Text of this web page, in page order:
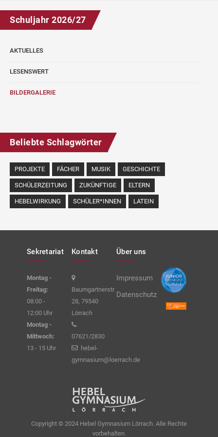
Schuljahr 2026/27
AKTUELLES
LESENSWERT
BILDERGALERIE
Beliebte Schlagwörter
PROJEKTE FÄCHER MUSIK GESCHICHTE
SCHÜLERZEITUNG ZUKÜNFTIGE ELTERN
HEBELWIRKUNG SCHÜLER*INNEN LATEIN
Sekretariat
Montag -
Freitag:
08:00 -
12:00 Uhr
Montag -
Mittwoch:
13 - 15 Uhr
Kontakt
Baumgartnerstr.
28, 79540
Lörrach
07621/2830
hebel-
gymnasium@loerrach.de
Über uns
Impressum
Datenschutz
Copyright © 2024 Hebel Gymnasium Lörrach. Alle Rechte
vorbehalten.